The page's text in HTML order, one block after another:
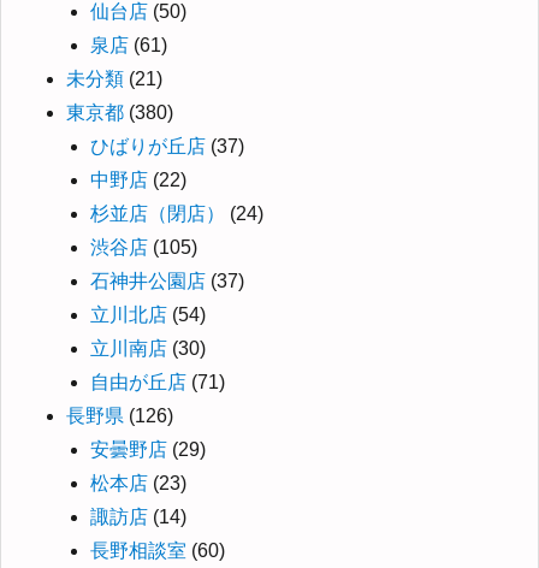
仙台店 (50)
泉店 (61)
未分類 (21)
東京都 (380)
ひばりが丘店 (37)
中野店 (22)
杉並店（閉店）
(24)
渋谷店 (105)
石神井公園店 (37)
立川北店 (54)
立川南店 (30)
自由が丘店 (71)
長野県 (126)
安曇野店 (29)
松本店 (23)
諏訪店 (14)
長野相談室 (60)